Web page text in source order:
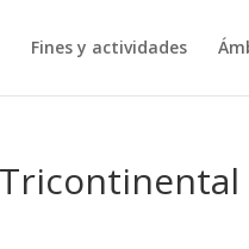
Fines y actividades